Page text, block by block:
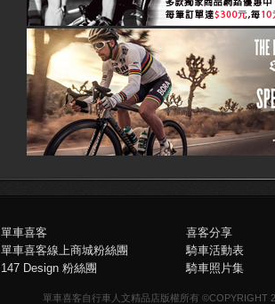
單車喜客
單車喜客線上商城粉絲團
147 Design 粉絲團
喜客分享
騎車活動表
騎車照片集
單車喜客自行車人文精品店版權所有